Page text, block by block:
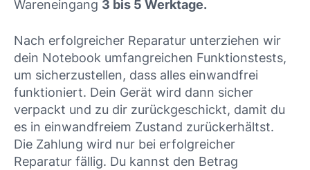
Wareneingang 3 bis 5 Werktage.
Nach erfolgreicher Reparatur unterziehen wir
dein Notebook umfangreichen Funktionstests,
um sicherzustellen, dass alles einwandfrei
funktioniert. Dein Gerät wird dann sicher
verpackt und zu dir zurückgeschickt, damit du
es in einwandfreiem Zustand zurückerhältst.
Die Zahlung wird nur bei erfolgreicher
Reparatur fällig. Du kannst den Betrag